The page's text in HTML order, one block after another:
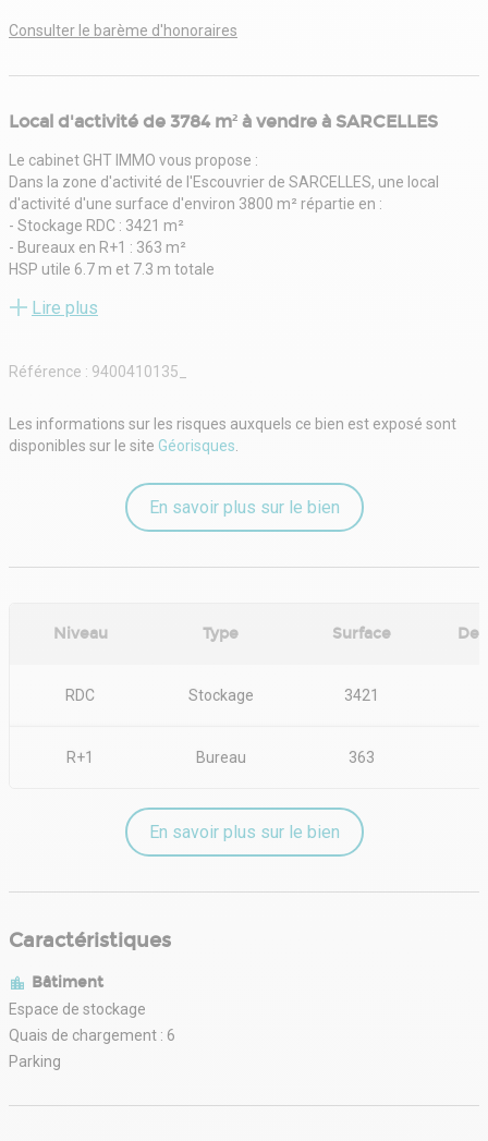
Consulter le barème d'honoraires
Local d'activité de 3784 m² à vendre à SARCELLES
Le cabinet GHT IMMO vous propose :
Dans la zone d'activité de l'Escouvrier de SARCELLES, une local
d'activité d'une surface d'environ 3800 m² répartie en :
- Stockage RDC : 3421 m²
- Bureaux en R+1 : 363 m²
HSP utile 6.7 m et 7.3 m totale
Accès semi-remorque.
d'informations sur www.ghtimmo.fr (réf. 9400410135)
Lire plus
Référence : 9400410135_
Les informations sur les risques auxquels ce bien est exposé sont
disponibles sur le site Géorisques.
En savoir plus sur le bien
Niveau Type Surface
RDC Stockage 3421
R+1 Bureau 363
En savoir plus sur le bien
Caractéristiques
Bâtiment
Espace de stockage
Quais de chargement : 6
Parking